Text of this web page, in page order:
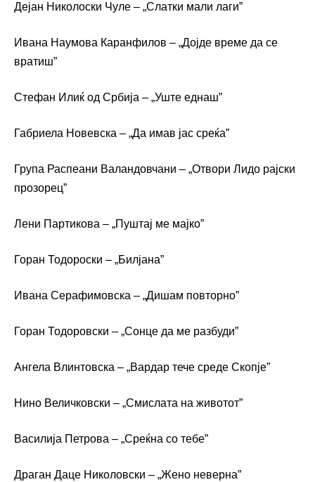
Дејан Николоски Чуле – „Слатки мали лаги”
Ивана Наумова Каранфилов – „Дојде време да се
вратиш”
Стефан Илиќ од Србија – „Уште еднаш”
Габриела Новевска – „Да имав јас среќа”
Група Распеани Валандовчани – „Отвори Лидо рајски
прозорец”
Лени Партикова – „Пуштај ме мајко”
Горан Тодороски – „Билјана”
Ивана Серафимовска – „Дишам повторно”
Горан Тодоровски – „Сонце да ме разбуди”
Ангела Влинтовска – „Вардар тече среде Скопје”
Нино Величковски – „Смислата на животот”
Василија Петрова – „Среќна со тебе”
Драган Даце Николовски – „Жено неверна”